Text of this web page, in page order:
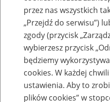
Baza
przez nas wszystkich
„Przejdź do serwisu”)
zgody (przycisk
wybierzesz przycisk
będziemy
cookies. W każdej
ustawienia. Aby to
plików cookies” w